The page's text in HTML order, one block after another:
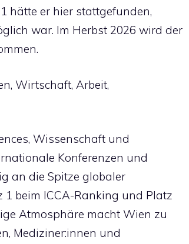
hätte er hier stattgefunden,
war. Im Herbst 2026 wird der
Wirtschaft, Arbeit,
Wissenschaft und
Konferenzen und
an die Spitze globaler
beim ICCA-Ranking und Platz
Atmosphäre macht Wien zu
Mediziner:innen und